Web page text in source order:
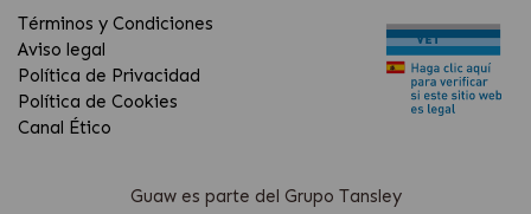
Términos y Condiciones
Aviso legal
Política de Privacidad
Política de Cookies
Canal Ético
Guaw es parte del Grupo Tansley